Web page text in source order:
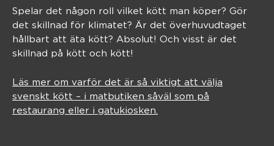
Spelar det någon roll vilket kött man köper? Gör
det skillnad för klimatet? Är det överhuvudtaget
hållbart att äta kött? Absolut! Och visst är det
skillnad på kött och kött!
Läs mer om varför det är så viktigt att välja
svenskt kött – i matbutiken såväl som på
restaurang eller i gatukiosken.